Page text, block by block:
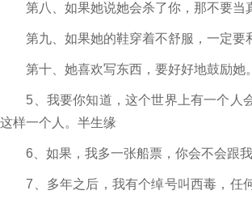
第八、如果她说她会杀了你，那不要当
第九、如果她的鞋穿着不舒服，一定要
第十、她喜欢写东西，要好好地鼓励她。
5、我要你知道，这个世界上有一个人会
这样一个人。半生缘
6、如果，我多一张船票，你会不会跟我
7、多年之后，我有个绰号叫西毒，任何